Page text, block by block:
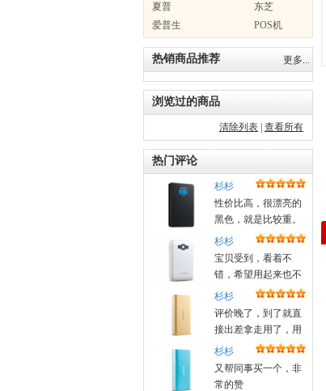
夏普
东芝
爱普生
POS机
热销商品推荐 更多...
浏览过的商品
清除列表 查看所有
热门评论
杉杉
性价比高，很漂亮的
黑色，就是比较重。
杉杉
宝贝受到，看着不
错，希望用起来也不
错！昨天晚上定的，
今天中午就送来了
杉杉
评价晚了，到了就直
接出差拿走用了，用
着很好，好评
杉杉
又帮同事买一个，非
常的赞